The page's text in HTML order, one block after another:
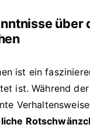
über
ist ein
ist. Während